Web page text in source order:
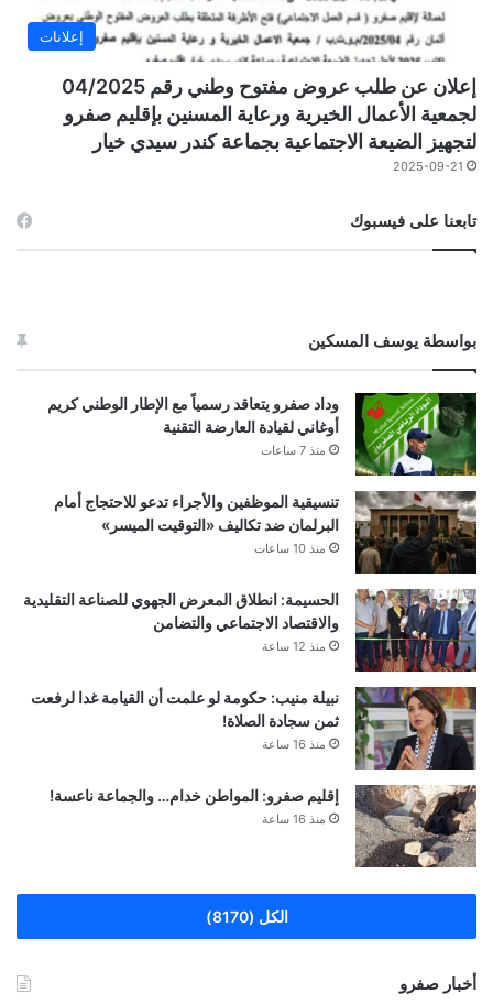
إعلانات
إعلان عن طلب عروض مفتوح وطني رقم 04/2025
لجمعية الأعمال الخيرية ورعاية المسنين بإقليم صفرو
لتجهيز الضيعة الاجتماعية بجماعة كندر سيدي خيار
2025-09-21
تابعنا على فيسبوك
بواسطة يوسف المسكين
وداد صفرو يتعاقد رسمياً مع الإطار الوطني كريم
أوغاني لقيادة العارضة التقنية
منذ 7 ساعات
تنسيقية الموظفين والأجراء تدعو للاحتجاج أمام
البرلمان ضد تكاليف «التوقيت الميسر»
منذ 10 ساعات
الحسيمة: انطلاق المعرض الجهوي للصناعة التقليدية
والاقتصاد الاجتماعي والتضامن
منذ 12 ساعة
نبيلة منيب: حكومة لو علمت أن القيامة غدا لرفعت
ثمن سجادة الصلاة!
منذ 16 ساعة
إقليم صفرو: المواطن خدام… والجماعة ناعسة!
منذ 16 ساعة
الكل (8170)
أخبار صفرو